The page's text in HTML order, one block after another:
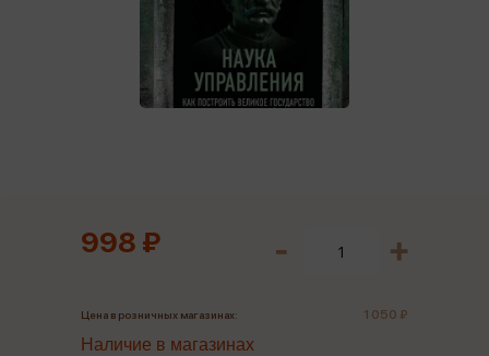
998 ₽
Цена в розничных магазинах: 1 050 ₽
Наличие в магазинах